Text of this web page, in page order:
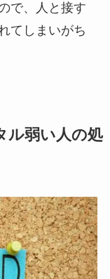
で、人と接す
てしまいがち
ル弱い人の処